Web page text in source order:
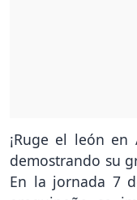
¡Ruge el león en
demostrando su
En la jornada 7